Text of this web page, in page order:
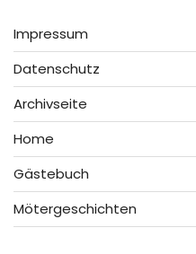
Impressum
Datenschutz
Archivseite
Home
Gästebuch
Mötergeschichten